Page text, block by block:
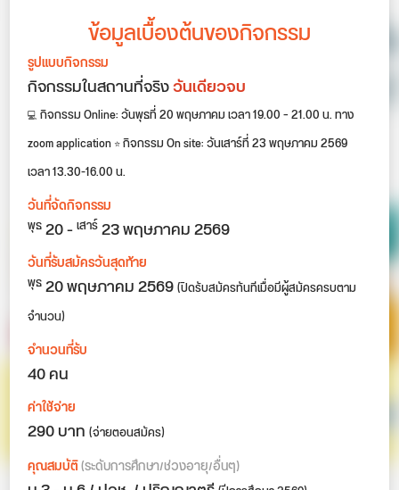
ข้อมูลเบื้องต้นของกิจกรรม
รูปแบบกิจกรรม
กิจกรรมในสถานที่จริงวันเดียวจบ
💻 กิจกรรม Online: วันพุธที่ 20 พฤษภาคม เวลา 19.00 – 21.00 น. ทาง
zoom application ⭐️ กิจกรรม On site: วันเสาร์ที่ 23 พฤษภาคม 2569
เวลา 13.30-16.00 น.
วันที่จัดกิจกรรม
พุธ20-เสาร์23พฤษภาคม 2569
วันที่รับสมัครวันสุดท้าย
พุธ20 พฤษภาคม 2569(ปิดรับสมัครทันทีเมื่อมีผู้สมัครครบตาม
จำนวน)
จำนวนที่รับ
40 คน
ค่าใช้จ่าย
290 บาท(จ่ายตอนสมัคร)
คุณสมบัติ(ระดับการศึกษา/ช่วงอายุ/อื่นๆ)